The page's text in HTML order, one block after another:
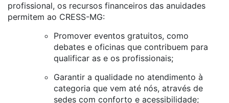
profissional, os recursos financeiros das anuidades
permitem ao CRESS-MG:
Promover eventos gratuitos, como
debates e oficinas que contribuem para
qualificar as e os profissionais;
Garantir a qualidade no atendimento à
categoria que vem até nós, através de
sedes com conforto e acessibilidade;